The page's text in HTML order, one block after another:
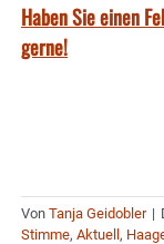
Haben Sie einen
gerne!
Von Tanja Geidobler |
Stimme, Aktuell,